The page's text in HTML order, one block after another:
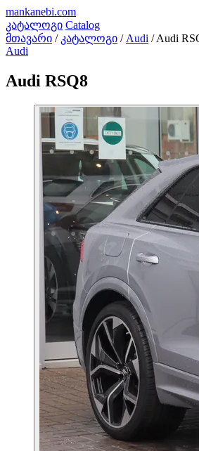
mankanebi.com
კატალოგი Catalog
მთავარი / კატალოგი / Audi / Audi
Audi
Audi RSQ8